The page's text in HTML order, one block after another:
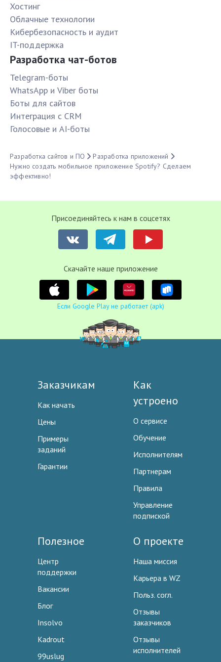
Хостинг
Облачные технологии
Кибербезопасность и аудит
IT-поддержка
Разработка чат-ботов
Telegram-боты
WhatsApp и Viber боты
Боты для сайтов
Интеграция с CRM
Голосовые и AI-боты
Разработка сайтов и ПО
Разработка приложений
Нужно создать мобильное приложение Spotify? Сделаем
эффективно!
Присоединяйтесь к нам в соцсетях
Cкачайте наше приложение
Если Google Play не работает (apk)
Заказчикам
Как начать
Цены
Примеры
заданий
Гарантии
Как
устроено
О сервисе
Обучение
Исполнителям
Партнерам
Правила
Управление
подпиской
Полезное
Центр
поддержки
Вакансии
Блог
Insolvo
Kadrout
99uslug
О проекте
Наша миссия
Карьера в WZ
Польз. согл.
Отзывы
заказчиков
Отзывы
исполнителей